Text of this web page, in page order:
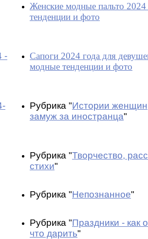
Женские модные пальто 2024
тенденции и фото
-
Сапоги 2024 года для
модные тенденции и фото
Рубрика "Истории
замуж за иностранца"
Рубрика "Творчество,
стихи"
Рубрика "Непознанное"
Рубрика "Праздники - как
что дарить"